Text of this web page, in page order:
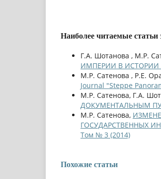
Наиболее читаемые статьи
Г.А. Шотанова , М.Р.
ИМПЕРИИ В ИСТОРИИ
М.Р. Сатенова , Р.Е.
Journal "Steppe
М.Р. Сатенова, Г.А.
ДОКУМЕНТАЛЬНЫМ
М.Р. Сатенова,
ГОСУДАРСТВЕННЫХ
Том № 3 (2014)
Похожие статьи